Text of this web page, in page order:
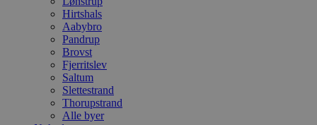
Hirtshals
Aabybro
Pandrup
Brovst
Fjerritslev
Saltum
Slettestrand
Thorupstrand
Alle byer